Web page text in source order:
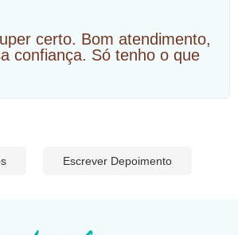
certo. Bom atendimento,
confiança. Só tenho o que
Escrever Depoimento